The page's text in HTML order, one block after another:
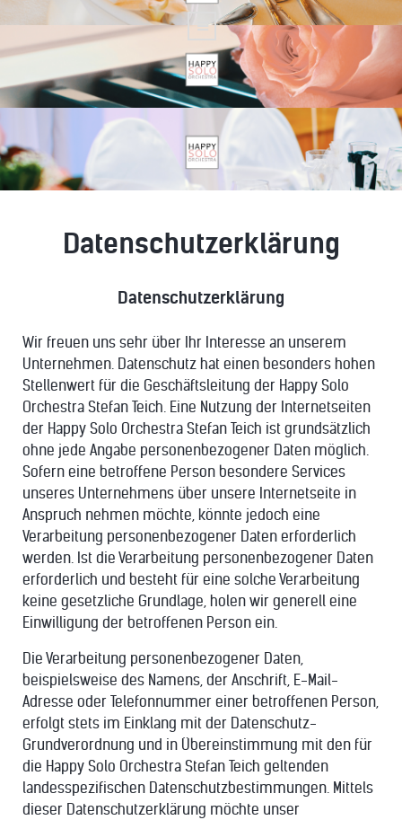
Datenschutzerklärung
Datenschutzerklärung
Wir freuen uns sehr über Ihr Interesse an unserem
Unternehmen. Datenschutz hat einen besonders hohen
Stellenwert für die Geschäftsleitung der Happy Solo
Orchestra Stefan Teich. Eine Nutzung der Internetseiten
der Happy Solo Orchestra Stefan Teich ist grundsätzlich
ohne jede Angabe personenbezogener Daten möglich.
Sofern eine betroffene Person besondere Services
unseres Unternehmens über unsere Internetseite in
Anspruch nehmen möchte, könnte jedoch eine
Verarbeitung personenbezogener Daten erforderlich
werden. Ist die Verarbeitung personenbezogener Daten
erforderlich und besteht für eine solche Verarbeitung
keine gesetzliche Grundlage, holen wir generell eine
Einwilligung der betroffenen Person ein.
Die Verarbeitung personenbezogener Daten,
beispielsweise des Namens, der Anschrift, E-Mail-
Adresse oder Telefonnummer einer betroffenen Person,
erfolgt stets im Einklang mit der Datenschutz-
Grundverordnung und in Übereinstimmung mit den für
die Happy Solo Orchestra Stefan Teich geltenden
landesspezifischen Datenschutzbestimmungen. Mittels
dieser Datenschutzerklärung möchte unser